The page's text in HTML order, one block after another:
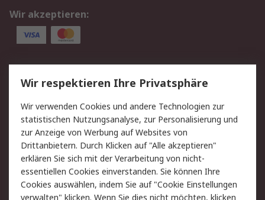
Wir akzeptieren:
Service
Value Added Services
Lieferlösungen
Rücksendung/Entsorgung Kontakt
Hilfe
Rechtliches
RS Verkaufs- und
Lieferbedingungen
Datenschutz
Wir respektieren Ihre Privatsphäre
Wir verwenden Cookies und andere Technologien zur
statistischen Nutzungsanalyse, zur Personalisierung und
zur Anzeige von Werbung auf Websites von
Drittanbietern. Durch Klicken auf "Alle akzeptieren"
erklären Sie sich mit der Verarbeitung von nicht-
essentiellen Cookies einverstanden. Sie können Ihre
Cookies auswählen, indem Sie auf "Cookie Einstellungen
verwalten" klicken. Wenn Sie dies nicht möchten, klicken